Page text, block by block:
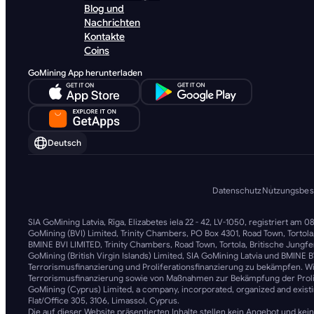
Blog und
Nachrichten
Kontakte
Coins
GoMining App herunterladen
Deutsch
Datenschutz
SIA GoMining Latvia, Rīga, Elizabetes iela 22 - 42, LV-1050, registriert am
GoMining (BVI) Limited, Trinity Chambers, PO Box 4301, Road Town,
BMINE BVI LIMITED, Trinity Chambers, Road Town, Tortola, Britische
GoMining (British Virgin Islands) Limited, SIA GoMining Latvia und
Terrorismusfinanzierung und Proliferationsfinanzierung zu bekämpfen.
Terrorismusfinanzierung sowie von Maßnahmen zur Bekämpfung der
GoMining (Cyprus) Limited, a company, incorporated, organized and
Flat/Office 305, 3106, Limassol, Cyprus.
Die auf dieser Website präsentierten Inhalte stellen kein Angebot und